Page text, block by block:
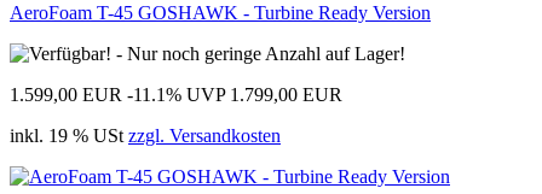
AeroFoam T-45 GOSHAWK - Turbine Ready Version
1.599,00 EUR -11.1% UVP 1.799,00 EUR
inkl. 19 % USt zzgl. Versandkosten